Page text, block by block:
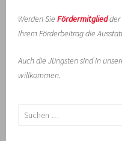
Werden SieFördermitglied
Ihrem Förderbeitrag die
Auch die Jüngsten sind in
willkommen.
Suchen